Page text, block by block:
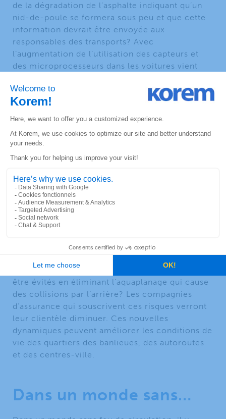
de la dégradation de l’asphalte indiquant qu’un
nid-de-poule se formera sous peu et que cette
information devrait être envoyée aux
responsables des transports? Avec
l’augmentation de l’utilisation des capteurs et
des microprocesseurs dans les voitures vient
qui se trouvent à proximité du véhicule et la
capacité à saisir des données sur son interaction
avec son environnement. ZDNet
sur le calcul informatisé de pointe et la bande
traitement des données des capteurs en raison
de leur rentabilité.
Qu’en est-il des facteurs de risque liés aux
conditions météorologiques qui ont une
incidence sur la conduite? Par exemple,
se trouver sur des routes où il y a de l’eau
stagnante lorsqu’il pleut, ne serait-ce qu’en
petite quantité? Combien d’accidents pourraient
être évités en éliminant l’aquaplanage qui cause
des collisions par l’arrière? Les compagnies
d’assurance qui souscrivent ces risques verront
leur clientèle diminuer. Ces nouvelles
dynamiques peuvent améliorer les conditions de
vie des quartiers des banlieues, des autoroutes
et des centres-ville.
Dans un monde sans…